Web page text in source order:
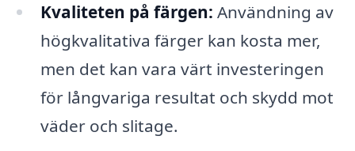
Kvaliteten på färgen: Användning av
högkvalitativa färger kan kosta mer,
men det kan vara värt investeringen
för långvariga resultat och skydd mot
väder och slitage.